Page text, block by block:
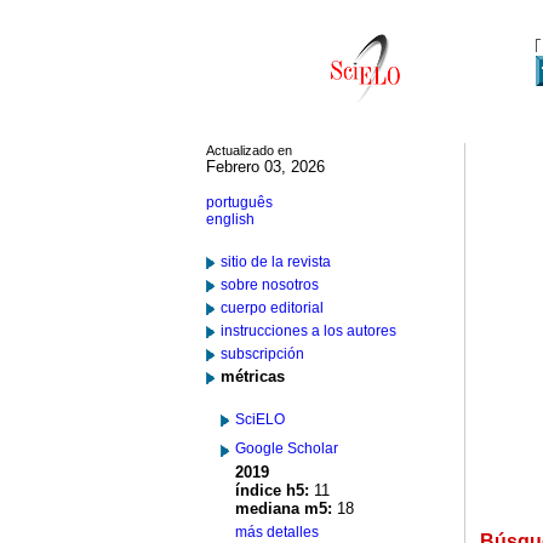
Actualizado en
Febrero 03, 2026
português
english
sitio de la revista
sobre nosotros
cuerpo editorial
instrucciones a los autores
subscripción
métricas
SciELO
Google Scholar
2019
índice h5: 11
mediana m5: 18
más detalles